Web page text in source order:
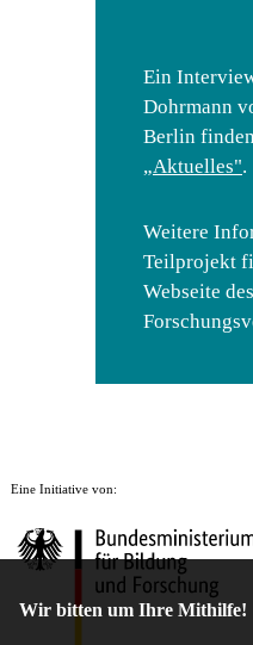
Wir bitten um Ihre Mithilfe!
Ein
Dohrmann
Berlin
„Aktuelles".
Weitere
Teilprojekt
Webseite des
Eine Initiative von: